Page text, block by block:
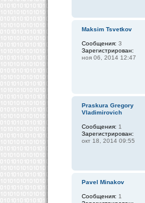
Maksim Tsvetkov
Сообщения: 3
Зарегистрирован:
ноя 06, 2014 12:47
Praskura Gregory
Vladimirovich
Сообщения: 1
Зарегистрирован:
окт 18, 2014 09:55
Pavel Minakov
Сообщения: 1